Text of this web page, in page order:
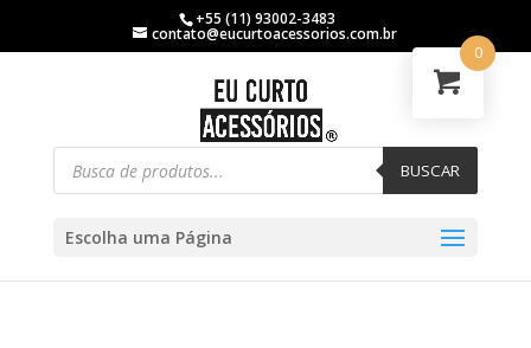
+55 (11) 93002-3483
contato@eucurtoacessorios.com.br
BUSCAR
Escolha uma Página
0